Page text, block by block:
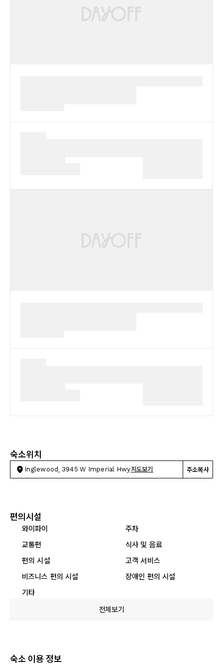
숙소위치
Inglewood, 3945 W Imperial Hwy지도보기 주소복사
편의시설
와이파이
주차
교통편
식사 및 음료
편의 시설
고객 서비스
비즈니스 편의 시설
장애인 편의 시설
기타
전체보기
숙소 이용 정보